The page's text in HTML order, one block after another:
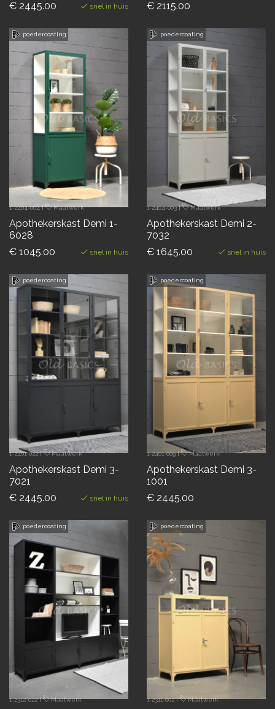
€ 2445.00
snel in huis
€ 2115.00
poedercoating
1-2404-004| Maatwerk
Apothekerskast Demi 1-
6028
€ 1045.00
snel in huis
poedercoating
1-2404-003| Maatwerk
Apothekerskast Demi 2-
7032
€ 1645.00
snel in huis
poedercoating
1-2401-022| Maatwerk
Apothekerskast Demi 3-
7021
€ 2445.00
snel in huis
poedercoating
1-2401-009| Maatwerk
Apothekerskast Demi 3-
1001
€ 2445.00
poedercoating
1-2312-022| Maatwerk
poedercoating
1-2311-002| Maatwerk